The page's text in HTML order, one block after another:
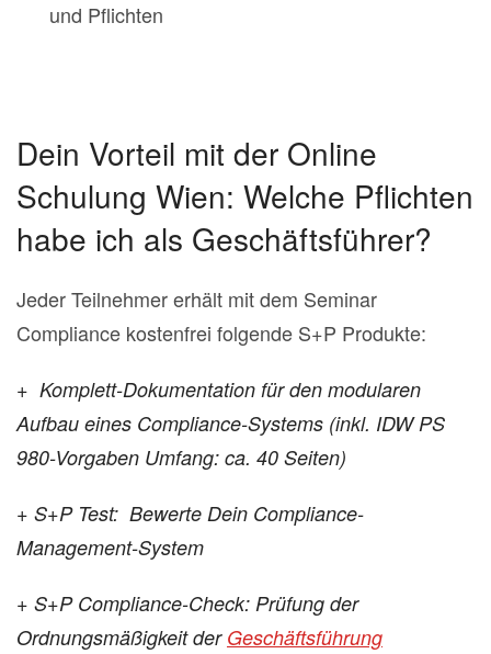
und Pflichten
Dein Vorteil mit der Online
Schulung Wien: Welche Pflichten
habe ich als Geschäftsführer?
Jeder Teilnehmer erhält mit dem Seminar
Compliance kostenfrei folgende S+P Produkte:
+ Komplett-Dokumentation für den modularen
Aufbau eines Compliance-Systems (inkl. IDW PS
980-Vorgaben Umfang: ca. 40 Seiten)
+ S+P Test: Bewerte Dein Compliance-
Management-System
+ S+P Compliance-Check: Prüfung der
Ordnungsmäßigkeit der Geschäftsführung